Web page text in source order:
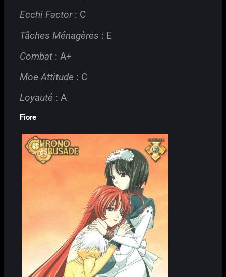
Ecchi Factor: C
Tâches Ménagères : E
Combat : A+
Moe Attitude : C
Loyauté : A
Fiore